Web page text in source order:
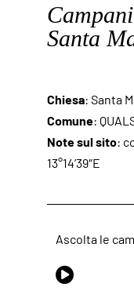
Santa
Chiesa: Santa
Comune:
Note sul sito:
13°14’39″E
Ascolta le